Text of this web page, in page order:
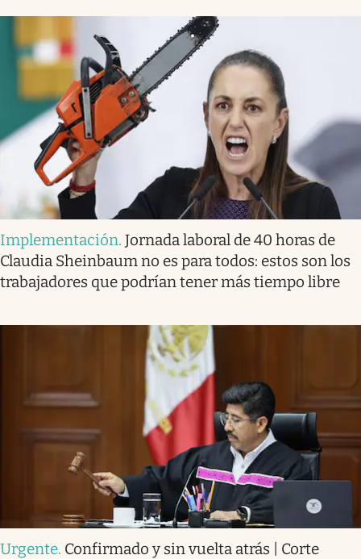
Implementación. Jornada laboral de 40 horas de
Claudia Sheinbaum no es para todos: estos son los
trabajadores que podrían tener más tiempo libre
Urgente. Confirmado y sin vuelta atrás | Corte